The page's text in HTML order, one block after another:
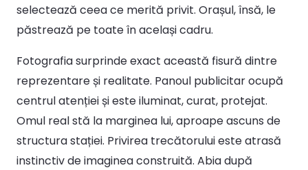
selectează ceea ce merită privit. Orașul, însă, le
păstrează pe toate în același cadru.
Fotografia surprinde exact această fisură dintre
reprezentare și realitate. Panoul publicitar ocupă
centrul atenției și este iluminat, curat, protejat.
Omul real stă la marginea lui, aproape ascuns de
structura stației. Privirea trecătorului este atrasă
instinctiv de imaginea construită. Abia după